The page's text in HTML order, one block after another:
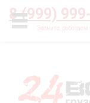
8 (999)
Главная О нас